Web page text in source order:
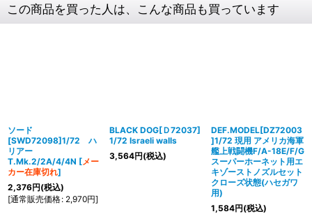
この商品を買った人は、こんな商品も買っています
ソード
[SWD72098]1/72 ハ
リアー
T.Mk.2/2A/4/4N [メー
カー在庫切れ]
2,376円(税込)
[通常販売価格: 2,970円]
BLACK DOG[Ｄ72037]
1/72 Israeli walls
3,564円(税込)
DEF.MODEL[DZ72003
]1/72 現用 アメリカ海軍
艦上戦闘機F/A-18E/F/G
スーパーホーネット用エ
キゾーストノズルセット
クローズ状態(ハセガワ
用)
1,584円(税込)